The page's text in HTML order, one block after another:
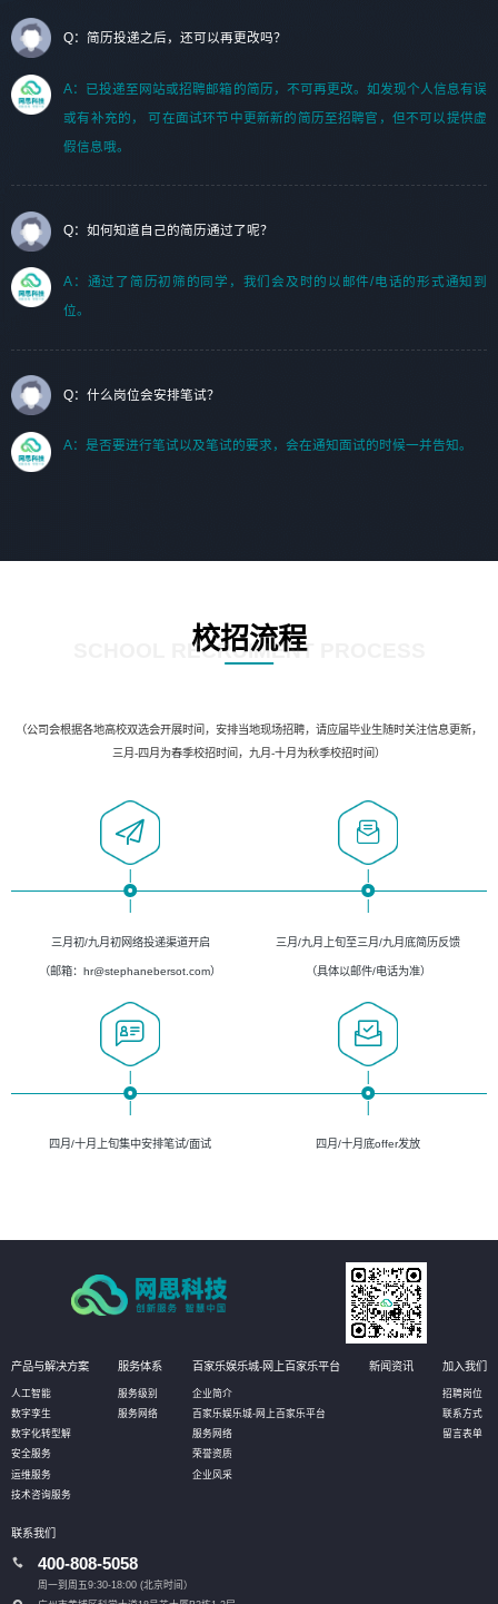
Q：简历投递之后，还可以再更改吗？
A：已投递至网站或招聘邮箱的简历，不可再更改。如发现个人信息有误
或有补充的， 可在面试环节中更新新的简历至招聘官，但不可以提供虚
假信息哦。
Q：如何知道自己的简历通过了呢？
A：通过了简历初筛的同学，我们会及时的以邮件/电话的形式通知到
位。
Q：什么岗位会安排笔试？
A：是否要进行笔试以及笔试的要求，会在通知面试的时候一并告知。
校招流程
SCHOOL RECRUIMENT PROCESS
（公司会根据各地高校双选会开展时间，安排当地现场招聘，请应届毕业生随时关注信息更新，
三月-四月为春季校招时间，九月-十月为秋季校招时间）
三月初/九月初网络投递渠道开启
（邮箱：hr@stephanebersot.com）
三月/九月上旬至三月/九月底简历反馈
（具体以邮件/电话为准）
四月/十月上旬集中安排笔试/面试 四月/十月底offer发放
产品与解决方案
人工智能
数字孪生
数字化转型解
安全服务
运维服务
技术咨询服务
服务体系
服务级别
服务网络
百家乐娱乐城-网上百家乐平台
企业简介
百家乐娱乐城-网上百家乐平台
服务网络
荣誉资质
企业风采
新闻资讯 加入我们
招聘岗位
联系方式
留言表单
联系我们
400-808-5058
周一到周五9:30-18:00 (北京时间）